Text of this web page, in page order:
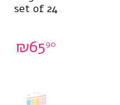
set of 24
₪6590